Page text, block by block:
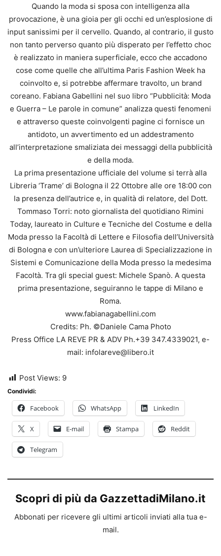
Quando la moda si sposa con intelligenza alla
provocazione, è una gioia per gli occhi ed un’esplosione di
input sanissimi per il cervello. Quando, al contrario, il gusto
non tanto perverso quanto più disperato per l’effetto choc
è realizzato in maniera superficiale, ecco che accadono
cose come quelle che all’ultima Paris Fashion Week ha
coinvolto e, si potrebbe affermare travolto, un brand
coreano. Fabiana Gabellini nel suo libro “Pubblicità: Moda
e Guerra – Le parole in comune” analizza questi fenomeni
e attraverso queste coinvolgenti pagine ci fornisce un
antidoto, un avvertimento ed un addestramento
all’interpretazione smaliziata dei messaggi della pubblicità
e della moda.
La prima presentazione ufficiale del volume si terrà alla
Libreria ‘Trame’ di Bologna il 22 Ottobre alle ore 18:00 con
la presenza dell’autrice e, in qualità di relatore, del Dott.
Tommaso Torri: noto giornalista del quotidiano Rimini
Today, laureato in Culture e Tecniche del Costume e della
Moda presso la Facoltà di Lettere e Filosofia dell’Università
di Bologna e con un’ulteriore Laurea di Specializzazione in
Sistemi e Comunicazione della Moda presso la medesima
Facoltà. Tra gli special guest: Michele Spanò. A questa
prima presentazione, seguiranno le tappe di Milano e
Roma.
www.fabianagabellini.com
Credits: Ph. ©Daniele Cama Photo
Press Office LA REVE PR & ADV Ph.+39 347.4339021, e-
mail: infolareve@libero.it
Post Views: 9
Condividi:
Facebook WhatsApp LinkedIn
X E-mail Stampa Reddit
Telegram
Scopri di più da GazzettadiMilano.it
Abbonati per ricevere gli ultimi articoli inviati alla tua e-
mail.